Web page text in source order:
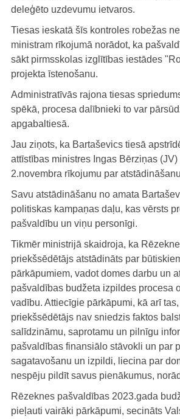
deleģēto uzdevumu ietvaros.
Tiesas ieskatā šīs kontroles robežas
ministram rīkojumā norādot, ka
sākt pirmsskolas izglītības iestādes
projekta īstenošanu.
Administratīvās rajona tiesas
spēkā, procesa dalībnieki to var
apgabaltiesā.
Jau ziņots, ka Bartaševics tiesā
attīstības ministres Ingas Bērziņas (JV)
2.novembra rīkojumu par
Savu atstādināšanu no amata
politiskas kampaņas daļu, kas vērsts
pašvaldību un viņu personīgi.
Tikmēr ministrijā skaidroja, ka
priekšsēdētājs atstādināts par
pārkāpumiem, vadot domes darbu un
pašvaldības budžeta izpildes procesa
vadību. Attiecīgie pārkāpumi, kā arī
priekšsēdētājs nav sniedzis faktos
salīdzināmu, saprotamu un pilnīgu
pašvaldības finansiālo stāvokli un par
sagatavošanu un izpildi, liecina par
nespēju pildīt savus pienākumus,
Rēzeknes pašvaldības 2023.gada
pieļauti vairāki pārkāpumi, secināts